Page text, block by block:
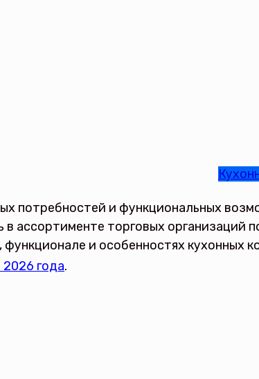
потребностей и функциональных
ассортименте торговых организаций
и особенностях кухонных
года.